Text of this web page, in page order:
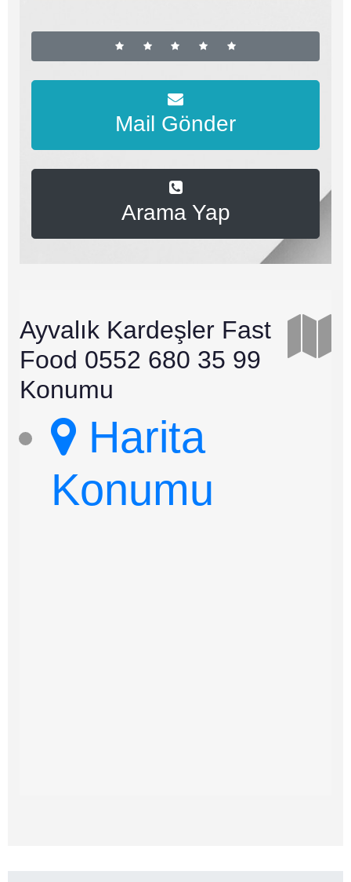
Mail Gönder
Arama Yap
Ayvalık Kardeşler Fast
Food 0552 680 35 99
Konumu
Harita
Konumu